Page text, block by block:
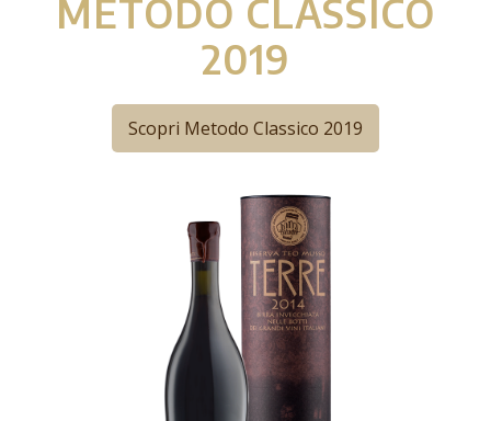
METODO CLASSICO
2019
Scopri Metodo Classico 2019